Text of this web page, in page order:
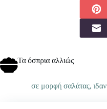
Τα όσπρια αλλιώς
σε μορφή σαλάτας,